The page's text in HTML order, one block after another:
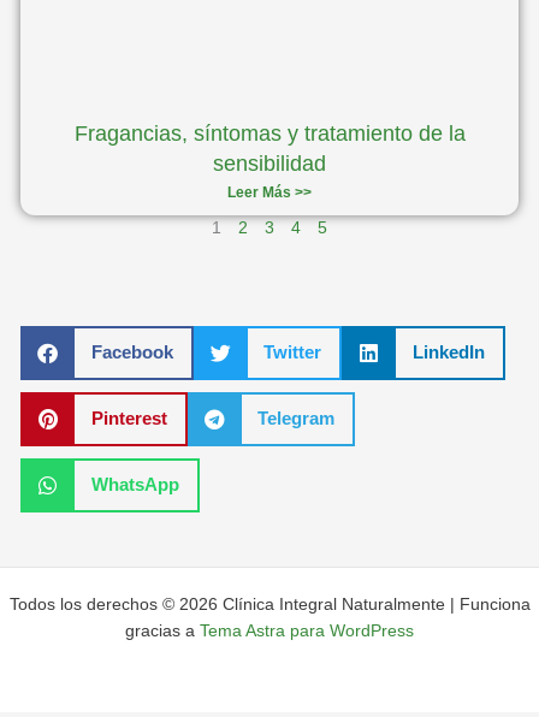
Fragancias, síntomas y tratamiento de la
sensibilidad
Leer Más >>
1 2 3 4 5
Facebook Twitter LinkedIn
Pinterest Telegram
WhatsApp
Todos los derechos © 2026 Clínica Integral Naturalmente | Funciona
gracias a Tema Astra para WordPress